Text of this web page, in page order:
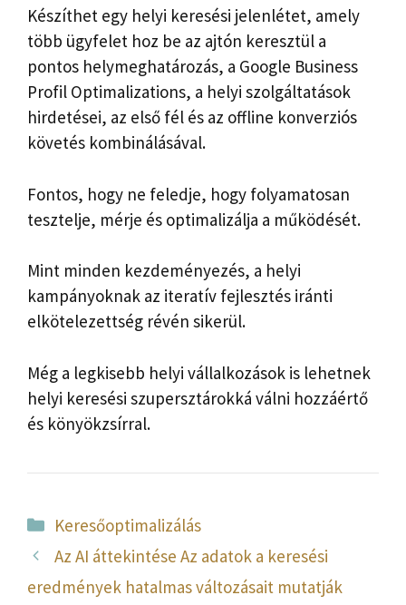
Készíthet egy helyi keresési jelenlétet, amely
több ügyfelet hoz be az ajtón keresztül a
pontos helymeghatározás, a Google Business
Profil Optimalizations, a helyi szolgáltatások
hirdetései, az első fél és az offline konverziós
követés kombinálásával.
Fontos, hogy ne feledje, hogy folyamatosan
tesztelje, mérje és optimalizálja a működését.
Mint minden kezdeményezés, a helyi
kampányoknak az iteratív fejlesztés iránti
elkötelezettség révén sikerül.
Még a legkisebb helyi vállalkozások is lehetnek
helyi keresési szupersztárokká válni hozzáértő
és könyökzsírral.
Kategória
Keresőoptimalizálás
Az AI áttekintése Az adatok a keresési
eredmények hatalmas változásait mutatják